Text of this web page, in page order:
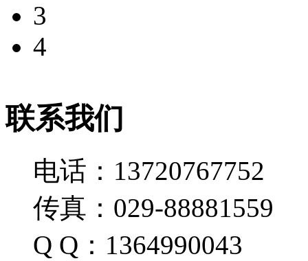
3
4
联系我们
电话：13720767752
传真：029-88881559
Q Q：1364990043